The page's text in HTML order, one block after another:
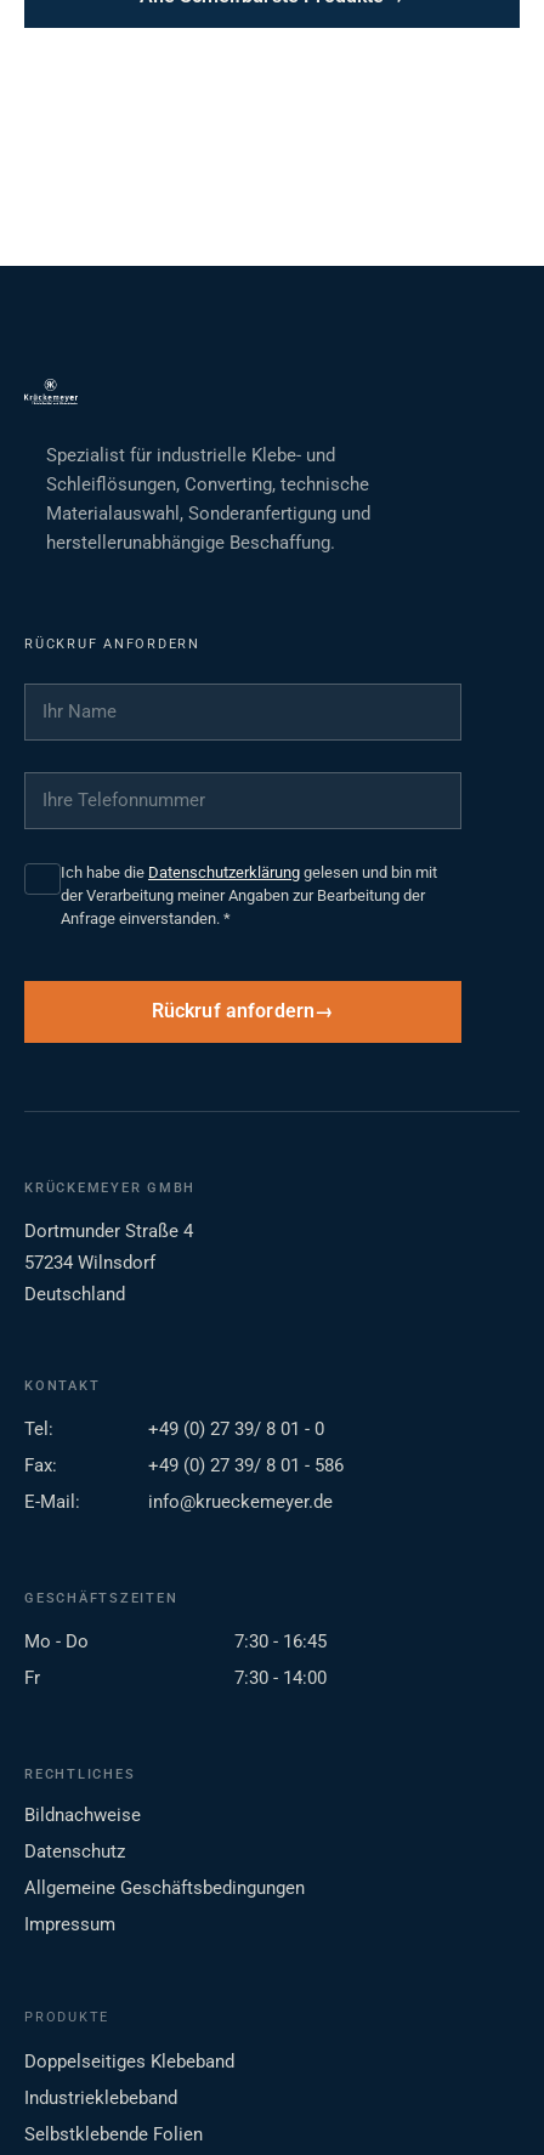
Spezialist für industrielle Klebe- und
Schleiflösungen, Converting, technische
Materialauswahl, Sonderanfertigung und
herstellerunabhängige Beschaffung.
RÜCKRUF ANFORDERN
Ihr Name
Ihre Telefonnummer
Ich habe die Datenschutzerklärung gelesen und bin mit
der Verarbeitung meiner Angaben zur Bearbeitung der
Anfrage einverstanden. *
Rückruf anfordern
KRÜCKEMEYER GMBH
Dortmunder Straße 4
57234 Wilnsdorf
Deutschland
KONTAKT
Tel:
+49 (0) 27 39/ 8 01 - 0
Fax:
+49 (0) 27 39/ 8 01 - 586
E-Mail:
info@krueckemeyer.de
GESCHÄFTSZEITEN
Mo - Do
7:30 - 16:45
Fr
7:30 - 14:00
RECHTLICHES
Bildnachweise
Datenschutz
Allgemeine Geschäftsbedingungen
Impressum
PRODUKTE
Doppelseitiges Klebeband
Industrieklebeband
Selbstklebende Folien